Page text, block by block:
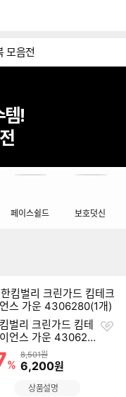
모음전
템!
페이스쉴드 보호덧신
벌리 크린가드 킴테
언스 가운 430628
)
%
상품금액
8,501원
할인금액
6,200원
찜
상품설명